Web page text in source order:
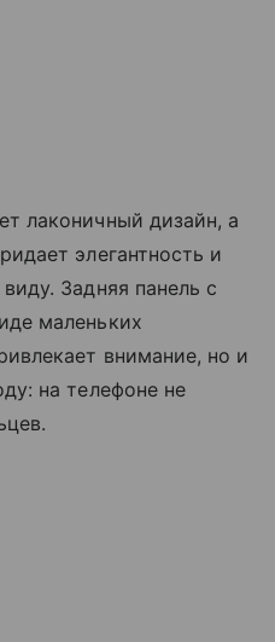
лаконичный дизайн, а
элегантность и
Задняя панель с
маленьких
внимание, но и
на телефоне не